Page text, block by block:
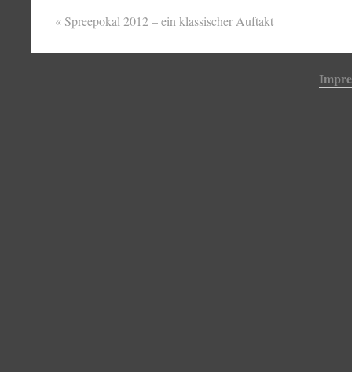
« Spreepokal 2012 – ein klassischer Auftakt